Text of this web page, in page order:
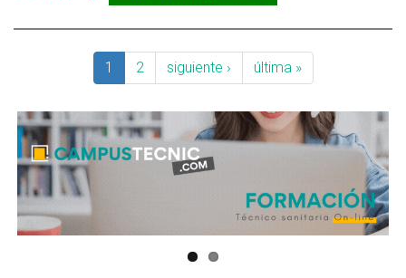
PALMERAS MÁS ADAPTADA A LAS EMPRESAS DE
CONTROL DE PLAGAS
1 2 siguiente › última »